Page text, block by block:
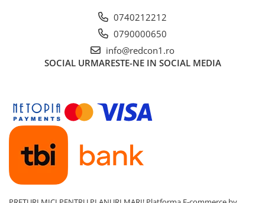
0740212212
0790000650
info@redcon1.ro
SOCIAL URMARESTE-NE IN SOCIAL MEDIA